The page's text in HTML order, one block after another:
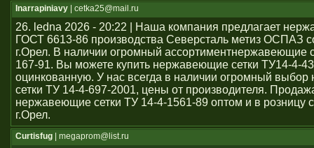
Inarrapiniavy | cetka25@mail.ru
26. ledna 2026 - 20:22 | Наша компания предлагает
ГОСТ 6613-86 производства Северсталь метиз ОСПАЗ
г.Орел. В наличии огромный ассортиментнержавеющие
167-91. Вы можете купить нержавеющие сетки ТУ14-4-
оцинкованную. У нас всегда в наличии огромный
сетки ТУ 14-4-697-2001, цены от производителя.
нержавеющие сетки ТУ 14-4-1561-89 оптом и в розницу
г.Орел.
Curtisfug | megaprom@list.ru